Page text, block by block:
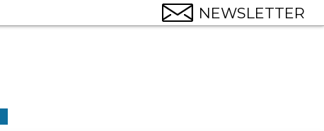
NEWSLETTER